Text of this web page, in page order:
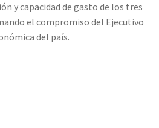
y capacidad de gasto de los tres
el compromiso del Ejecutivo
del país.